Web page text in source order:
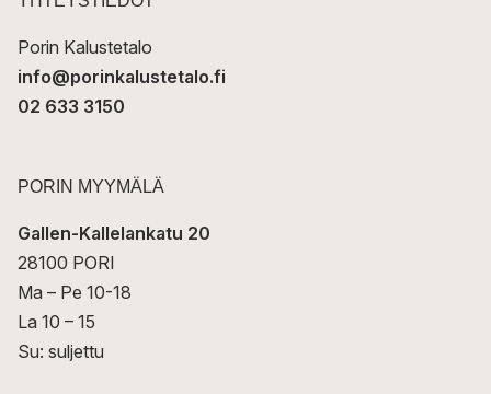
Porin Kalustetalo
info@porinkalustetalo.fi
02 633 3150
PORIN MYYMÄLÄ
Gallen-Kallelankatu 20
28100 PORI
Ma – Pe 10-18
La 10 – 15
Su: suljettu